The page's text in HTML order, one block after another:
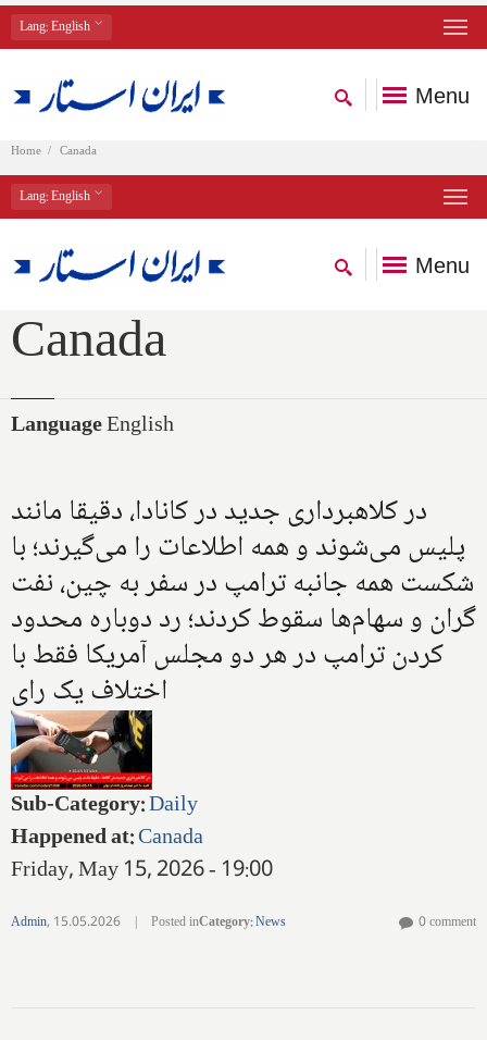
Lang: English
Menu
Home Canada
Lang: English
Menu
Canada
LanguageEnglish
در کلاهبرداری جدید در کانادا، دقیقا مانند
پلیس می‌شوند و همه اطلاعات را می‌گیرند؛ با
شکست همه جانبه ترامپ در سفر به چین، نفت
گران و سهام‌ها سقوط کردند؛ رد دوباره محدود
کردن ترامپ در هر دو مجلس آمریکا فقط با
اختلاف یک رای
Sub-Category:Daily
Happened at:Canada
Friday, May 15, 2026 - 19:00
Admin, 15.05.2026 | Posted inCategory:News 0 comment